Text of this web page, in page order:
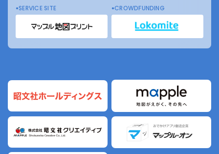
SERVICE SITE CROWDFUNDING